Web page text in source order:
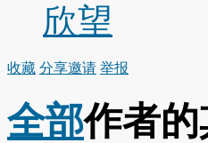
欣望
收藏 分享邀请 举报
全部作者